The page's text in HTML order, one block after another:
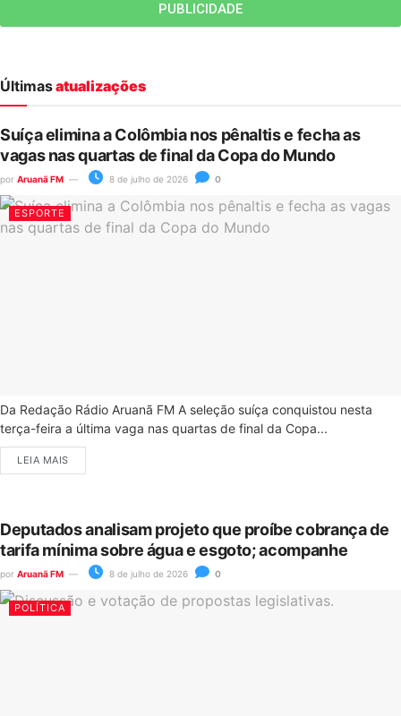
PUBLICIDADE
Últimasatualizações
Suíça elimina a Colômbia nos pênaltis e fecha as
vagas nas quartas de final da Copa do Mundo
por Aruanã FM 8 de julho de 2026 0
ESPORTE
Da Redação Rádio Aruanã FM A seleção suíça conquistou nesta
terça-feira a última vaga nas quartas de final da Copa...
LEIA MAIS
Deputados analisam projeto que proíbe cobrança de
tarifa mínima sobre água e esgoto; acompanhe
por Aruanã FM 8 de julho de 2026 0
POLÍTICA